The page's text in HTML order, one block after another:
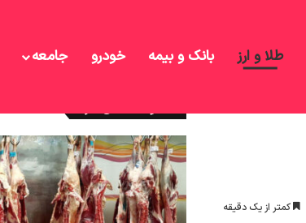
طلا و ارز بانک و بیمه خودرو جامعه
کمتر از یک دقیقه